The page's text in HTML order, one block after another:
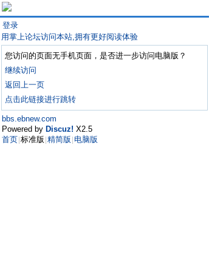
登录
用掌上论坛访问本站,拥有更好阅读体验
您访问的页面无手机页面，是否进一步访问电脑版？
继续访问
返回上一页
点击此链接进行跳转
bbs.ebnew.com
Powered by Discuz! X2.5
首页 标准版 精简版 电脑版